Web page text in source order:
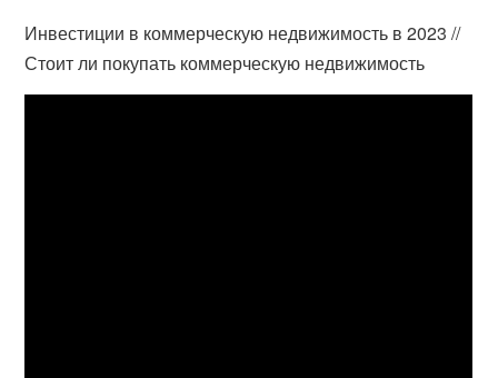
Инвестиции в коммерческую недвижимость в 2023 //
Стоит ли покупать коммерческую недвижимость